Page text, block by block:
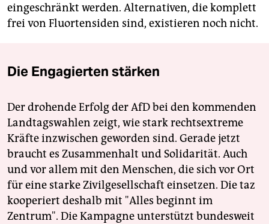
eingeschränkt werden. Alternativen, die komplett
frei von Fluortensiden sind, existieren noch nicht.
Die Engagierten stärken
Der drohende Erfolg der AfD bei den kommenden
Landtagswahlen zeigt, wie stark rechtsextreme
Kräfte inzwischen geworden sind. Gerade jetzt
braucht es Zusammenhalt und Solidarität. Auch
und vor allem mit den Menschen, die sich vor Ort
für eine starke Zivilgesellschaft einsetzen. Die taz
kooperiert deshalb mit "Alles beginnt im
Zentrum". Die Kampagne unterstützt bundesweit